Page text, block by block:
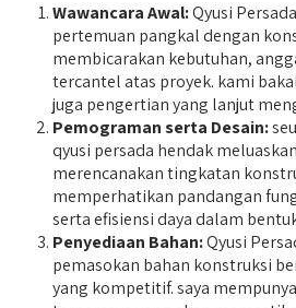
Wawancara Awal:Qyusi
pertemuan pangkal dengan
membicarakan kebutuhan,
tercantel atas proyek. kami
juga pengertian yang lanjut
Pemograman serta Desain:
qyusi persada hendak
merencanakan tingkatan
memperhatikan pandangan
serta efisiensi daya dalam
Penyediaan Bahan:Qyusi
pemasokan bahan konstruksi
yang kompetitif. saya